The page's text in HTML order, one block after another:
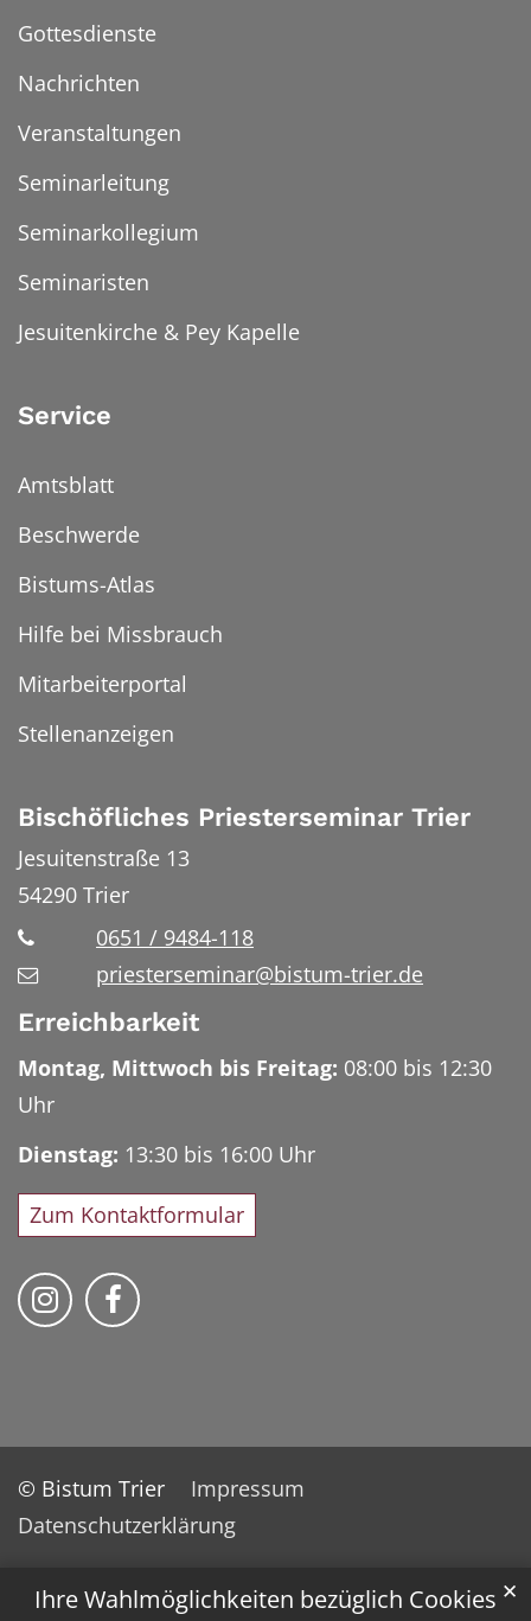
Ihre Wahlmöglichkeiten bezüglich Cookies ✕
Gottesdienste
Nachrichten
Veranstaltungen
Seminarleitung
Seminarkollegium
Seminaristen
Jesuitenkirche & Pey Kapelle
Service
Amtsblatt
Beschwerde
Bistums-Atlas
Hilfe bei Missbrauch
Mitarbeiterportal
Stellenanzeigen
Bischöfliches Priesterseminar Trier
Jesuitenstraße 13
54290 Trier
0651 / 9484-118
priesterseminar@bistum-trier.de
Erreichbarkeit
Montag, Mittwoch bis Freitag: 08:00 bis 12:30
Uhr
Dienstag: 13:30 bis 16:00 Uhr
Zum Kontaktformular
Bischöfliches Priesterseminar auf
Bischöfliches Priesterseminar auf
© Bistum Trier
Impressum
Datenschutzerklärung